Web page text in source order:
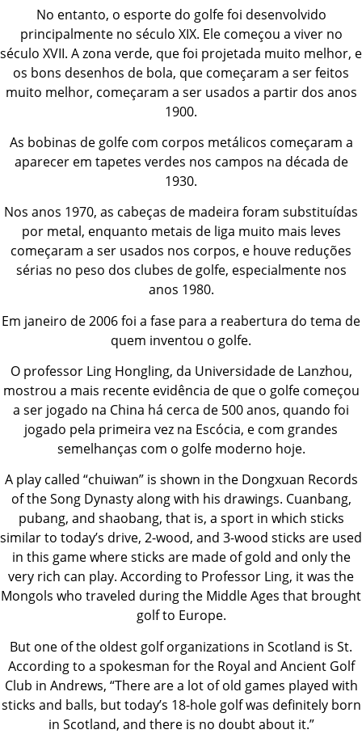
No entanto, o esporte do golfe foi desenvolvido
principalmente no século XIX. Ele começou a viver no
século XVII. A zona verde, que foi projetada muito melhor, e
os bons desenhos de bola, que começaram a ser feitos
muito melhor, começaram a ser usados a partir dos anos
1900.
As bobinas de golfe com corpos metálicos começaram a
aparecer em tapetes verdes nos campos na década de
1930.
Nos anos 1970, as cabeças de madeira foram substituídas
por metal, enquanto metais de liga muito mais leves
começaram a ser usados nos corpos, e houve reduções
sérias no peso dos clubes de golfe, especialmente nos
anos 1980.
Em janeiro de 2006 foi a fase para a reabertura do tema de
quem inventou o golfe.
O professor Ling Hongling, da Universidade de Lanzhou,
mostrou a mais recente evidência de que o golfe começou
a ser jogado na China há cerca de 500 anos, quando foi
jogado pela primeira vez na Escócia, e com grandes
semelhanças com o golfe moderno hoje.
A play called “chuiwan” is shown in the Dongxuan Records
of the Song Dynasty along with his drawings. Cuanbang,
pubang, and shaobang, that is, a sport in which sticks
similar to today’s drive, 2-wood, and 3-wood sticks are used
in this game where sticks are made of gold and only the
very rich can play. According to Professor Ling, it was the
Mongols who traveled during the Middle Ages that brought
golf to Europe.
But one of the oldest golf organizations in Scotland is St.
According to a spokesman for the Royal and Ancient Golf
Club in Andrews, “There are a lot of old games played with
sticks and balls, but today’s 18-hole golf was definitely born
in Scotland, and there is no doubt about it.”